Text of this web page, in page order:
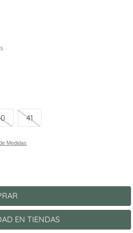
41
Medidas
EN TIENDAS